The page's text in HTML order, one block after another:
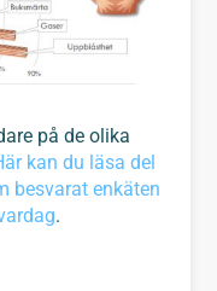
på de olika
kan du läsa del
besvarat enkäten
.